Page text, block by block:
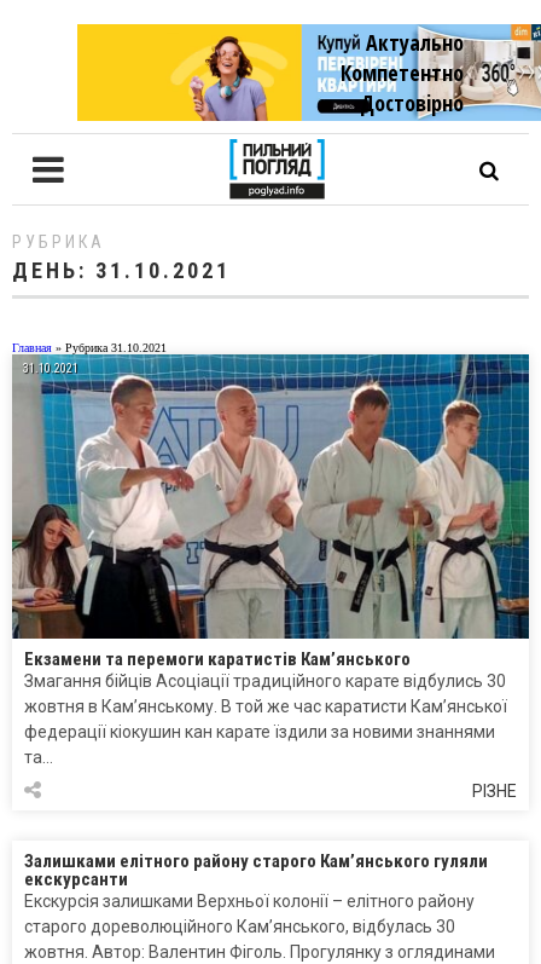
Актуально
Компетентно
Достовiрно
РУБРИКА
ДЕНЬ: 31.10.2021
Главная » Рубрика 31.10.2021
31.10.2021
Екзамени та перемоги каратистів Кам’янського
Змагання бійців Асоціації традиційного карате відбулись 30
жовтня в Кам’янському. В той же час каратисти Кам’янської
федерації кіокушин кан карате їздили за новими знаннями
та…
РІЗНЕ
Залишками елітного району старого Кам’янського гуляли
екскурсанти
Екскурсія залишками Верхньої колонії – елітного району
старого дореволюційного Кам’янського, відбулась 30
жовтня. Автор: Валентин Фіголь. Прогулянку з оглядинами